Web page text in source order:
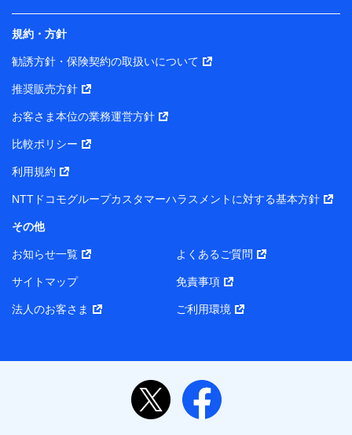
規約・方針
勧誘方針・保険契約の取扱いについて
推奨販売方針
お客さま本位の業務運営方針
比較ポリシー
利用規約
NTTドコモグループカスタマーハラスメントに対する基本方針
その他
お知らせ一覧 よくあるご質問
サイトマップ 免責事項
法人のお客さま ご利用環境